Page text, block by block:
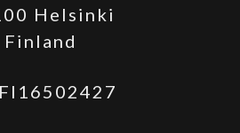
Helsinki
Finland